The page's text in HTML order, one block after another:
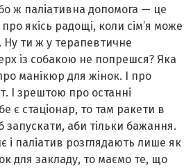
ж паліативна допомога — це
якісь радощі, коли сім’я може
Ну ти ж у терапевтичне
із собакою не попрешся? Яка
манікюр для жінок. І про
І зрештою про останні
є стаціонар, то там ракети в
запускати, аби тільки бажання.
і паліатив розглядають лише як
для закладу, то маємо те, що